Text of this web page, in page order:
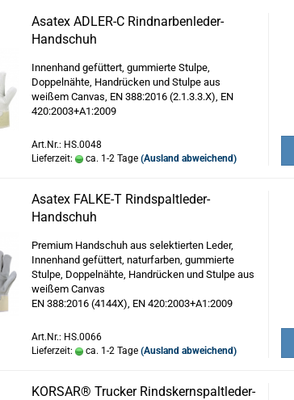
Asatex ADLER-C Rindnarbenleder-
Handschuh
Innenhand gefüttert, gummierte Stulpe,
Doppelnähte, Handrücken und Stulpe aus
weißem Canvas, EN 388:2016 (2.1.3.3.X), EN
420:2003+A1:2009
Art.Nr.: HS.0048
Lieferzeit:
ca. 1-2 Tage (Ausland abweichend)
Asatex FALKE-T Rindspaltleder-
Handschuh
Premium Handschuh aus selektierten Leder,
Innenhand gefüttert, naturfarben, gummierte
Stulpe, Doppelnähte, Handrücken und Stulpe aus
weißem Canvas
EN 388:2016 (4144X), EN 420:2003+A1:2009
Art.Nr.: HS.0066
Lieferzeit:
ca. 1-2 Tage (Ausland abweichend)
KORSAR® Trucker Rindskernspaltleder-